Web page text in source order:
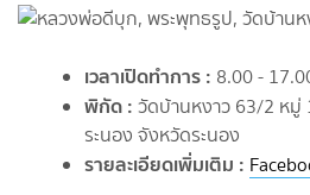
เวลาเปิดทำการ : 8.00 -
พิกัด : วัดบ้านหงาว 63/2 หมู่
ระนอง จังหวัดระนอง
รายละเอียดเพิ่มเติม :